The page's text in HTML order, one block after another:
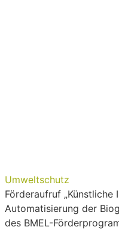
Umweltschutz
Förderaufruf „Künstliche
Automatisierung der
des BMEL-